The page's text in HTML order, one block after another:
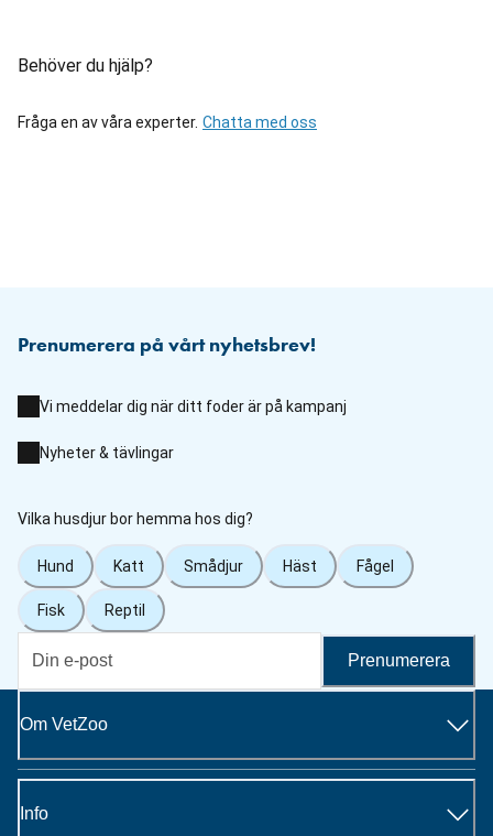
Behöver du hjälp?
Fråga en av våra experter. Chatta med oss
Prenumerera på vårt nyhetsbrev!
Vi meddelar dig när ditt foder är på kampanj
Nyheter & tävlingar
Vilka husdjur bor hemma hos dig?
Hund Katt Smådjur Häst Fågel
Fisk Reptil
Prenumerera
Om VetZoo
Info